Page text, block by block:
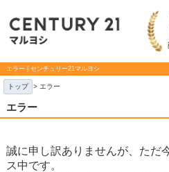
エラー | センチュリー21マルヨシ
トップ > エラー
エラー
誠に申し訳ありませんが、ただ
ス中です。